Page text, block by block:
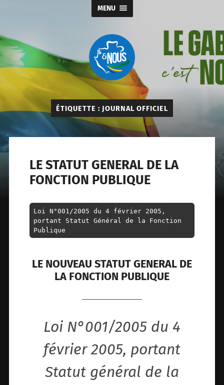
MENU
Gabon
&
nous
ÉTIQUETTE : JOURNAL OFFICIEL
LE STATUT GENERAL DE LA
FONCTION PUBLIQUE
Loi N°001/2005 du 4 février 2005,
portant Statut Général de la Fonction
Publique
LE NOUVEAU STATUT GENERAL DE
LA FONCTION PUBLIQUE
Loi N°001/2005 du 4
février 2005, portant
Statut général de la